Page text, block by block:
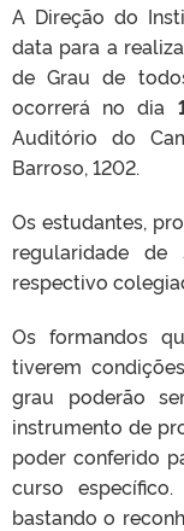
A Direção do
data para a
de Grau de
ocorrerá no dia
Auditório do
Barroso, 1202.
Os estudantes,
regularidade
respectivo
Os formandos
tiverem
grau poderão
instrumento de
poder conferido
curso
bastando o